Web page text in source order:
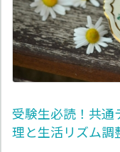
受験生必読！共
理と生活リズム調